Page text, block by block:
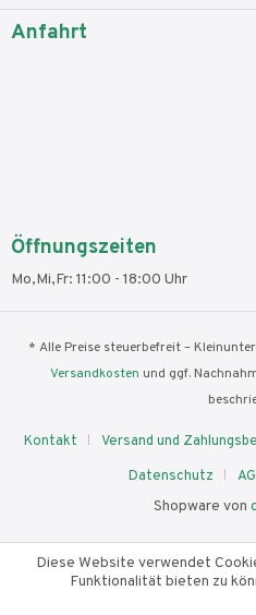
Anfahrt
Öffnungszeiten
Mo,Mi,Fr: 11:00 - 18:00 Uhr
* Alle Preise steuerbefreit –
Versandkosten und ggf.
Kontakt Versand und
Datenschutz
Shopware von
Diese Website verwendet
Funktionalität bieten zu